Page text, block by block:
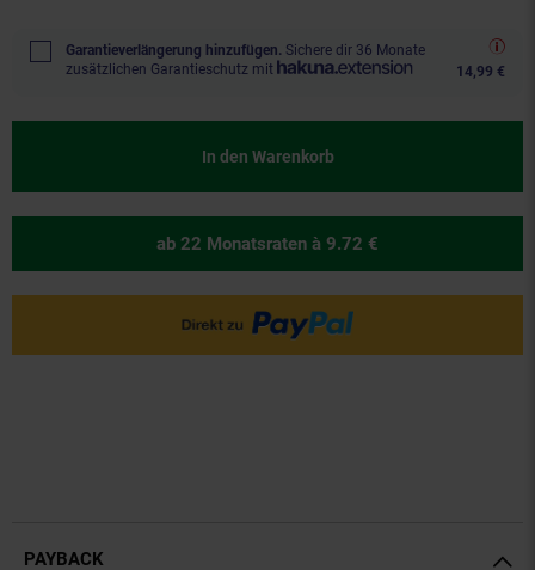
Garantieverlängerung hinzufügen. Sichere dir 36 Monate
zusätzlichen Garantieschutz mit
14,99 €
In den Warenkorb
ab 22 Monatsraten à 9.72 €
PAYBACK